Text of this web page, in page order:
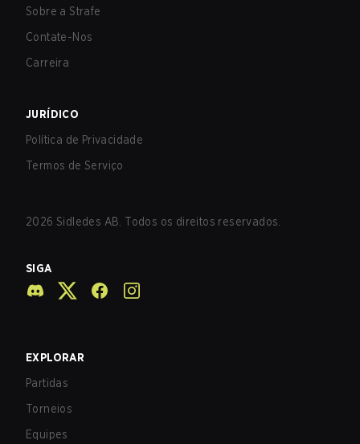
Sobre a Strafe
Contate-Nos
Carreira
JURÍDICO
Política de Privacidade
Termos de Serviço
2026 Sidledes AB. Todos os direitos reservados.
SIGA
EXPLORAR
Partidas
Torneios
Equipes